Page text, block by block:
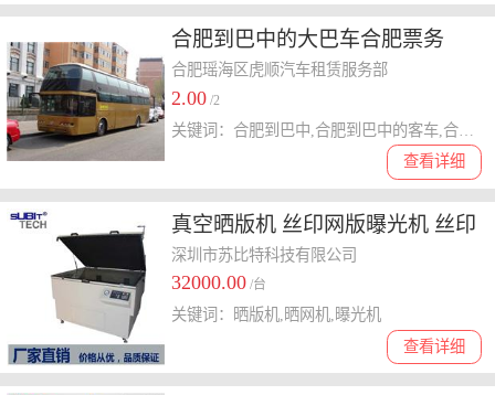
合肥到巴中的大巴车合肥票务
合肥瑶海区虎顺汽车租赁服务部
2.00 /2
查看详细
真空晒版机 丝印网版曝光机 丝印
网房设备厂家直销 高精密晒版机
深圳市苏比特科技有限公司
32000.00 /台
查看详细
关键词：晒版机,晒网机,曝光机